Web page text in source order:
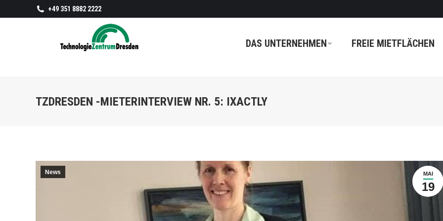
+49 351 8882 2222
DAS UNTERNEHMEN FREIE MIETFLÄCHEN
TZDRESDEN -MIETERINTERVIEW NR. 5: IXACTLY
MAI
19
News